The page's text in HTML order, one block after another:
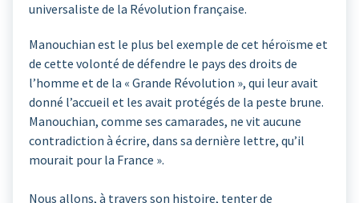
universaliste de la Révolution française.
Manouchian est le plus bel exemple de cet héroïsme et
de cette volonté de défendre le pays des droits de
l’homme et de la « Grande Révolution », qui leur avait
donné l’accueil et les avait protégés de la peste brune.
Manouchian, comme ses camarades, ne vit aucune
contradiction à écrire, dans sa dernière lettre, qu’il
mourait pour la France ».
Nous allons, à travers son histoire, tenter de